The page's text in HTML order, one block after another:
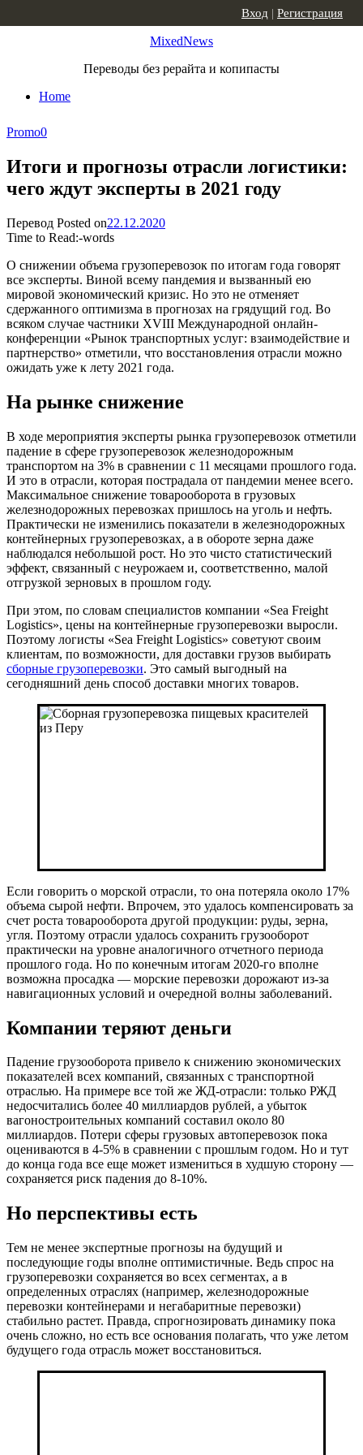
MixedNews
Переводы без рерайта и копипасты
Home
Вход | Регистрация
Promo0
Итоги и прогнозы отрасли логистики:
чего ждут эксперты в 2021 году
Перевод Posted on22.12.2020
Time to Read:-words
О снижении объема грузоперевозок по итогам года говорят
все эксперты. Виной всему пандемия и вызванный ею
мировой экономический кризис. Но это не отменяет
сдержанного оптимизма в прогнозах на грядущий год. Во
всяком случае частники XVIII Международной онлайн-
конференции «Рынок транспортных услуг: взаимодействие и
партнерство» отметили, что восстановления отрасли можно
ожидать уже к лету 2021 года.
На рынке снижение
В ходе мероприятия эксперты рынка грузоперевозок отметили
падение в сфере грузоперевозок железнодорожным
транспортом на 3% в сравнении с 11 месяцами прошлого года.
И это в отрасли, которая пострадала от пандемии менее всего.
Максимальное снижение товарооборота в грузовых
железнодорожных перевозках пришлось на уголь и нефть.
Практически не изменились показатели в железнодорожных
контейнерных грузоперевозках, а в обороте зерна даже
наблюдался небольшой рост. Но это чисто статистический
эффект, связанный с неурожаем и, соответственно, малой
отгрузкой зерновых в прошлом году.
При этом, по словам специалистов компании «Sea Freight
Logistics», цены на контейнерные грузоперевозки выросли.
Поэтому логисты «Sea Freight Logistics» советуют своим
клиентам, по возможности, для доставки грузов выбирать
сборные грузоперевозки. Это самый выгодный на
сегодняшний день способ доставки многих товаров.
Если говорить о морской отрасли, то она потеряла около 17%
объема сырой нефти. Впрочем, это удалось компенсировать за
счет роста товарооборота другой продукции: руды, зерна,
угля. Поэтому отрасли удалось сохранить грузооборот
практически на уровне аналогичного отчетного периода
прошлого года. Но по конечным итогам 2020-го вполне
возможна просадка — морские перевозки дорожают из-за
навигационных условий и очередной волны заболеваний.
Компании теряют деньги
Падение грузооборота привело к снижению экономических
показателей всех компаний, связанных с транспортной
отраслью. На примере все той же ЖД-отрасли: только РЖД
недосчитались более 40 миллиардов рублей, а убыток
вагоностроительных компаний составил около 80
миллиардов. Потери сферы грузовых автоперевозок пока
оцениваются в 4-5% в сравнении с прошлым годом. Но и тут
до конца года все еще может измениться в худшую сторону —
сохраняется риск падения до 8-10%.
Но перспективы есть
Тем не менее экспертные прогнозы на будущий и
последующие годы вполне оптимистичные. Ведь спрос на
грузоперевозки сохраняется во всех сегментах, а в
определенных отраслях (например, железнодорожные
перевозки контейнерами и негабаритные перевозки)
стабильно растет. Правда, спрогнозировать динамику пока
очень сложно, но есть все основания полагать, что уже летом
будущего года отрасль может восстановиться.